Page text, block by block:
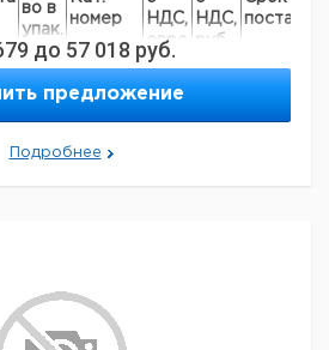
во в
упак.
номер
НДС,
евро
НДС,
руб
поставки
1
9000110
1
9000111
1
9000112
1
9000113
составляет 300 евро с ндс.
до 57 018 руб.
предложение
Подробнее